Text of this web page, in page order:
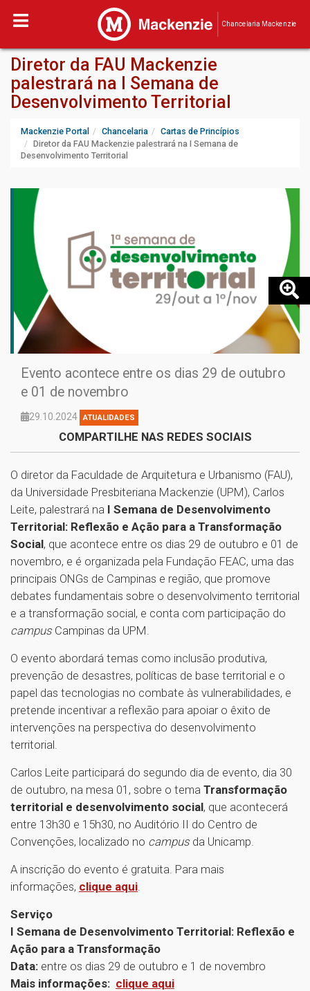
Chancelaria Mackenzie
Diretor da FAU Mackenzie
palestrará na I Semana de
Desenvolvimento Territorial
Mackenzie Portal Chancelaria
Cartas de Princípios
Diretor da FAU Mackenzie palestrará na I Semana de
Desenvolvimento Territorial
Evento acontece entre os dias 29 de outubro
e 01 de novembro
29.10.2024 ATUALIDADES
COMPARTILHE NAS REDES SOCIAIS
O diretor da Faculdade de Arquitetura e Urbanismo (FAU),
da Universidade Presbiteriana Mackenzie (UPM), Carlos
Leite, palestrará na I Semana de Desenvolvimento
Territorial: Reflexão e Ação para a Transformação
Social, que acontece entre os dias 29 de outubro e 01 de
novembro, e é organizada pela Fundação FEAC, uma das
principais ONGs de Campinas e região, que promove
debates fundamentais sobre o desenvolvimento territorial
e a transformação social, e conta com participação do
campus Campinas da UPM.
O evento abordará temas como inclusão produtiva,
prevenção de desastres, políticas de base territorial e o
papel das tecnologias no combate às vulnerabilidades, e
pretende incentivar a reflexão para apoiar o êxito de
intervenções na perspectiva do desenvolvimento
territorial.
Carlos Leite participará do segundo dia de evento, dia 30
de outubro, na mesa 01, sobre o tema Transformação
territorial e desenvolvimento social, que acontecerá
entre 13h30 e 15h30, no Auditório II do Centro de
Convenções, localizado no campus da Unicamp.
A inscrição do evento é gratuita. Para mais
informações, clique aqui
Serviço
I Semana de Desenvolvimento Territorial: Reflexão e
Ação para a Transformação
Data: entre os dias 29 de outubro e 1 de novembro
Mais informações: clique aqui